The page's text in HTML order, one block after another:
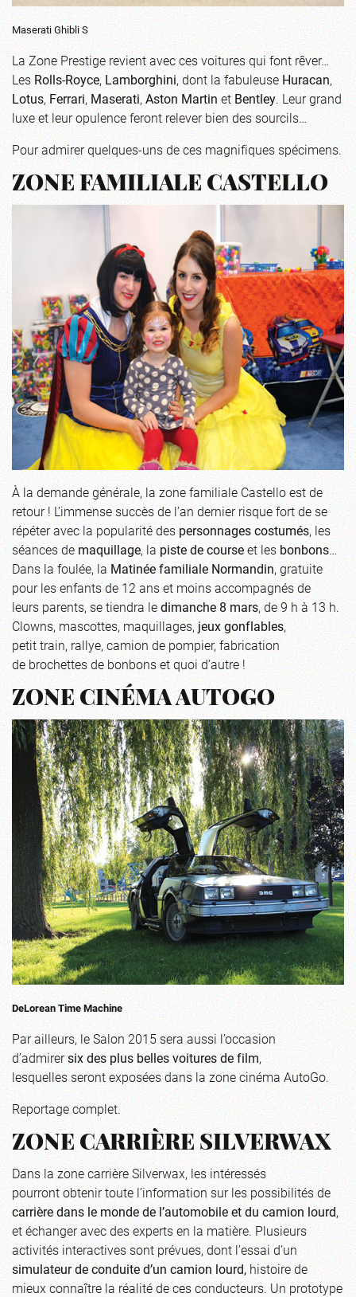
Maserati Ghibli S
La Zone Prestige revient avec ces voitures qui font rêver…
LesRolls-Royce,Lamborghini, dont la fabuleuseHuracan,
Lotus,Ferrari,Maserati,Aston MartinetBentley. Leur grand
luxe et leur opulence feront relever bien des sourcils…
Pour admirer quelques-uns de ces magnifiques spécimens.
ZONE FAMILIALE CASTELLO
À la demande générale, la zone familiale Castello est de
retour ! L’immense succès de l’an dernier risque fort de se
répéter avec la popularité despersonnages costumés, les
séances demaquillage, la piste de courseet lesbonbons…
Dans la foulée, laMatinée familiale Normandin, gratuite
pour les enfants de 12 ans et moins accompagnés de
leurs parents, se tiendra ledimanche 8 mars, de 9 h à 13 h.
Clowns, mascottes, maquillages,jeux gonflables,
petit train, rallye, camion de pompier, fabrication
de brochettes de bonbons et quoi d’autre !
ZONE CINÉMA AUTOGO
DeLorean Time Machine
Par ailleurs, le Salon 2015 sera aussi l’occasion
d’admirersix des plus belles voitures de film,
lesquelles seront exposées dans la zone cinéma AutoGo.
Reportage complet.
ZONE CARRIÈRE SILVERWAX
Dans la zone carrière Silverwax, les intéressés
pourront obtenir toute l’information sur les possibilités de
carrière dans le monde de l’automobile et du camion lourd,
et échanger avec des experts en la matière. Plusieurs
activités interactives sont prévues, dont l’essai d’un
simulateur de conduite d’un camion lourd, histoire de
mieux connaître la réalité de ces conducteurs. Un prototype